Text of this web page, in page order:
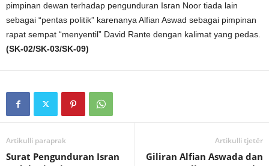
pimpinan dewan terhadap pengunduran Isran Noor tiada lain
sebagai “pentas politik” karenanya Alfian Aswad sebagai pimpinan
rapat sempat “menyentil” David Rante dengan kalimat yang pedas.
(SK-02/SK-03/SK-09)
Artikulli paraprak
Surat Pengunduran Isran
Artikulli tjetër
Giliran Alfian Aswada dan